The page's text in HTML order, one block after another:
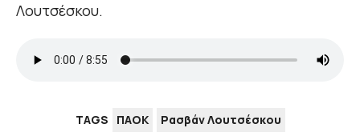
Λουτσέσκου.
TAGS ΠΑΟΚ Ρασβάν Λουτσέσκου